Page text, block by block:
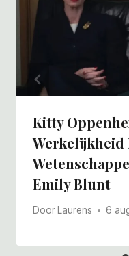
Kitty
Werkelijkheid
Emily Blunt
Door Laurens 6